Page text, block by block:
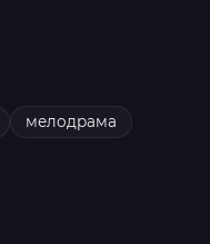
мелодрама